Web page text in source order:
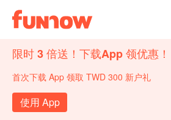
限时 3 倍送！下载App 领优惠！
首次下载 App 领取 TWD 300 新户礼
使用 App